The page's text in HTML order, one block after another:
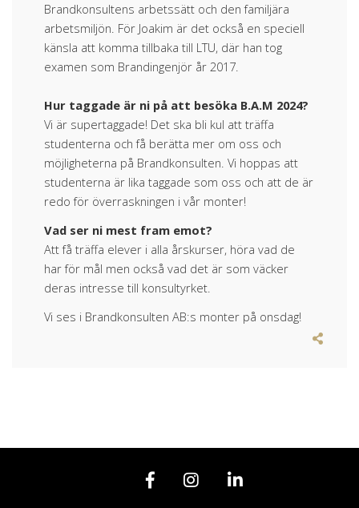
Brandkonsultens arbetssätt och den familjära
arbetsmiljön. För Joakim är det också en speciell
känsla att komma tillbaka till LTU, där han tog
examen som Brandingenjör år 2017.
Hur taggade är ni på att besöka B.A.M 2024?
Vi är supertaggade! Det ska bli kul att träffa
studenterna och få berätta mer om oss och
möjligheterna på Brandkonsulten. Vi hoppas att
studenterna är lika taggade som oss och att de är
redo för överraskningen i vår monter!
Vad ser ni mest fram emot?
Att få träffa elever i alla årskurser, höra vad de
har för mål men också vad det är som väcker
deras intresse till konsultyrket.
Vi ses i Brandkonsulten AB:s monter på onsdag!